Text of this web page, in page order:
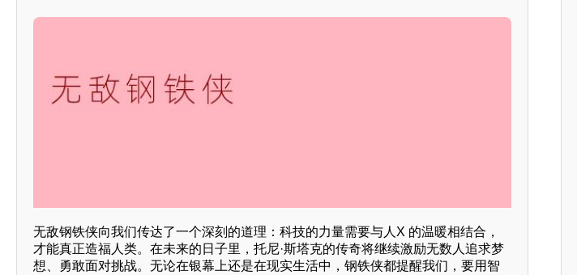
无敌钢铁侠向我们传达了一个深刻的道理：科技的力量需要与人X 的温暖相结合，
才能真正造福人类。在未来的日子里，托尼·斯塔克的传奇将继续激励无数人追求梦
想、勇敢面对挑战。无论在银幕上还是在现实生活中，钢铁侠都提醒我们，要用智